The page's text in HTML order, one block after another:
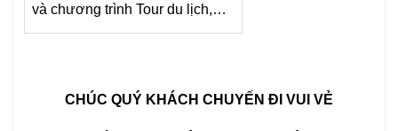
và chương trình Tour du lịch,…
CHÚC QUÝ KHÁCH CHUYẾN ĐI VUI VẺ